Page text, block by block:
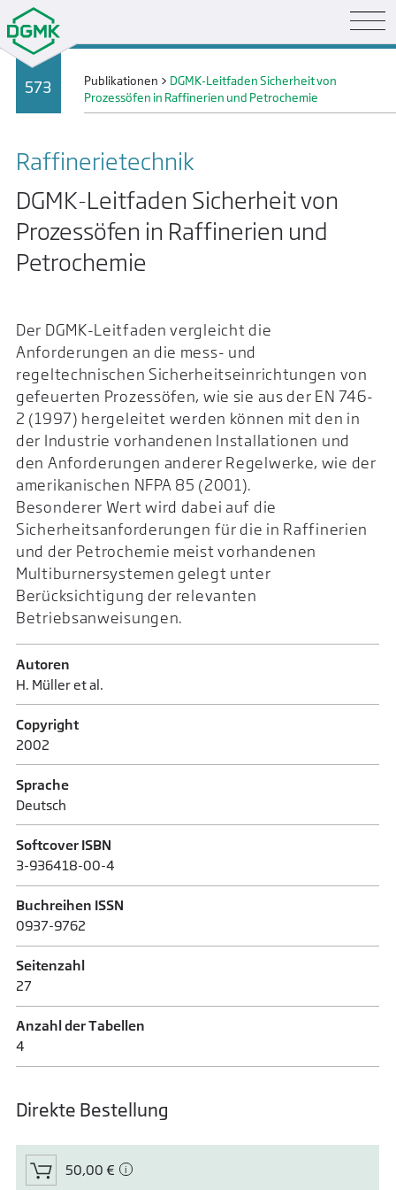
573 Publikationen > DGMK-Leitfaden Sicherheit von
Prozessöfen in Raffinerien und Petrochemie
Raffinerie­technik
DGMK-Leitfaden Sicherheit von
Prozessöfen in Raffinerien und
Petrochemie
Der DGMK-Leitfaden vergleicht die
Anforderungen an die mess- und
regeltechnischen Sicherheitseinrichtungen von
gefeuerten Prozessöfen, wie sie aus der EN 746-
2 (1997) hergeleitet werden können mit den in
der Industrie vorhandenen Installationen und
den Anforderungen anderer Regelwerke, wie der
amerikanischen NFPA 85 (2001).
Besonderer Wert wird dabei auf die
Sicherheitsanforderungen für die in Raffinerien
und der Petrochemie meist vorhandenen
Multiburnersystemen gelegt unter
Berücksichtigung der relevanten
Betriebsanweisungen.
Autoren
H. Müller et al.
Copyright
2002
Sprache
Deutsch
Softcover ISBN
3-936418-00-4
Buchreihen ISSN
0937-9762
Seitenzahl
27
Anzahl der Tabellen
4
Direkte Bestellung
50,00 €